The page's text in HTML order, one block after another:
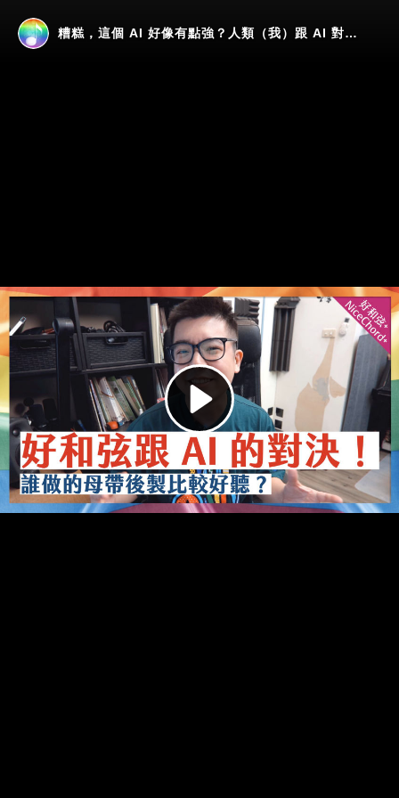
Play
Video
糟糕，這個 AI 好像有點強？人類（我）跟 AI 對決音樂後製！